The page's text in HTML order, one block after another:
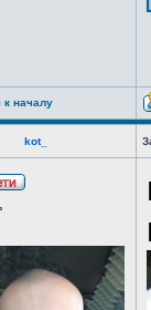
к началу
kot_